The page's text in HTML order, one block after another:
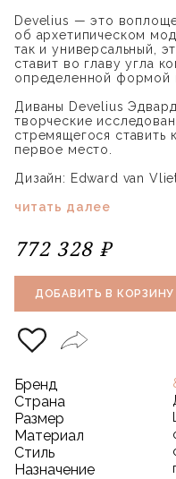
Develius — это
об архетипическом
так и универсальный,
ставит во главу угла
определенной формой
Диваны Develius
творческие
стремящегося ставить
первое место.
Дизайн: Edward van
читать далее
772 328 ₽
ДОБАВИТЬ В КОРЗИНУ
Бренд
Страна
Размер
Материал
Стиль
Назначение